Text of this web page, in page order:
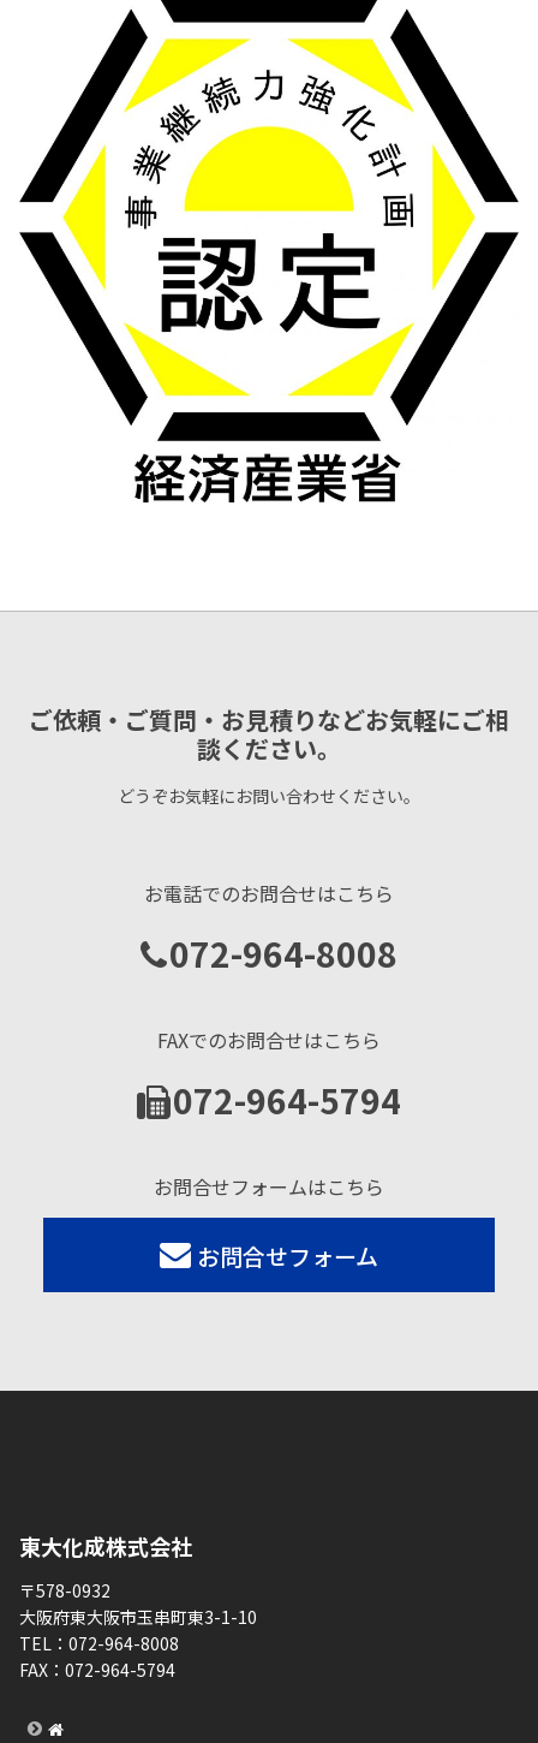
ご依頼・ご質問・お見積りなどお気軽にご相
談ください。
どうぞお気軽にお問い合わせください。
お電話でのお問合せはこちら
072-964-8008
FAXでのお問合せはこちら
072-964-5794
お問合せフォームはこちら
お問合せフォーム
東大化成株式会社
〒578-0932
大阪府東大阪市玉串町東3-1-10
TEL： 072-964-8008
FAX： 072-964-5794